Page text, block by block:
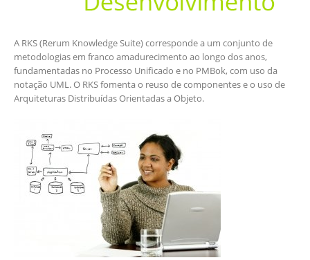
A RKS (Rerum Knowledge Suite) corresponde a um conjunto de
metodologias em franco amadurecimento ao longo dos anos,
fundamentadas no Processo Unificado e no PMBok, com uso da
notação UML. O RKS fomenta o reuso de componentes e o uso de
Arquiteturas Distribuídas Orientadas a Objeto.